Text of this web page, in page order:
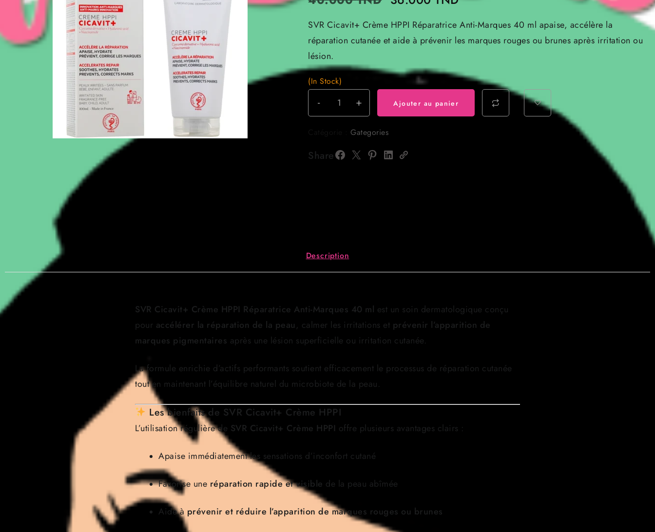
initial
était :
actuel
est :
SVR Cicavit+ Crème HPPI Réparatrice Anti-Marques 40 ml apaise, accélère la
réparation cutanée et aide à prévenir les marques rouges ou brunes après irritation ou
lésion.
(In Stock)
-
quantité
de
Cicavit+
Crème
HPPI
+ Ajouter au panier
Catégorie :Gategories
Share
Description
SVR Cicavit+ Crème HPPI Réparatrice Anti-Marques 40 ml est un soin dermatologique conçu
pour accélérer la réparation de la peau, calmer les irritations et prévenir l’apparition de
marques pigmentaires après une lésion superficielle ou irritation cutanée.
La formule enrichie d’actifs performants soutient efficacement le processus de réparation cutanée
tout en maintenant l’équilibre naturel du microbiote de la peau.
Les bienfaits de SVR Cicavit+ Crème HPPI
L’utilisation régulière de SVR Cicavit+ Crème HPPI offre plusieurs avantages clairs :
Apaise immédiatement les sensations d’inconfort cutané
Favorise une réparation rapide et visible de la peau abîmée
Aide à prévenir et réduire l’apparition de marques rouges ou brunes